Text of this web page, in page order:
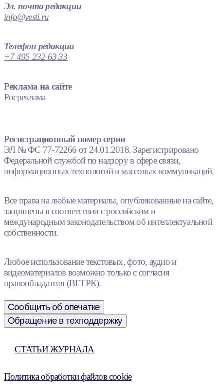
Эл. почта редакции
info@vesti.ru
Телефон редакции
+7 495 232 63 33
Реклама на сайте
Росреклама
Регистрационный номер серии
ЭЛ № ФС 77-72266 от 24.01.2018. Зарегистрировано
Федеральной службой по надзору в сфере связи,
информационных технологий и массовых коммуникаций.
Все права на любые материалы, опубликованные на сайте,
защищены в соответствии с российским и
международным законодательством об интеллектуальной
собственности.
Любое использование текстовых, фото, аудио и
видеоматериалов возможно только с согласия
правообладателя (ВГТРК).
Сообщить об опечатке
Обращение в техподдержку
СТАТЬИ ЖУРНАЛА
Политика обработки файлов cookie